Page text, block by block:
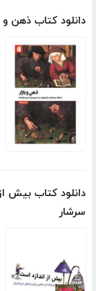
دانلود کتاب ذهن و
دانلود کتاب بیش
سرشار